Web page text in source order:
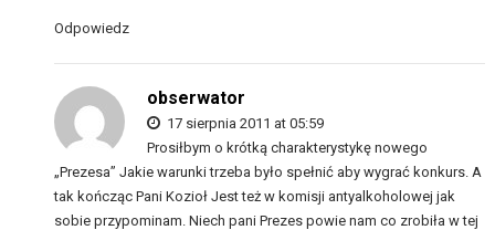
Odpowiedz
obserwator
17 sierpnia 2011 at 05:59
Prosiłbym o krótką charakterystykę nowego
„Prezesa” Jakie warunki trzeba było spełnić aby wygrać konkurs. A
tak kończąc Pani Kozioł Jest też w komisji antyalkoholowej jak
sobie przypominam. Niech pani Prezes powie nam co zrobiła w tej